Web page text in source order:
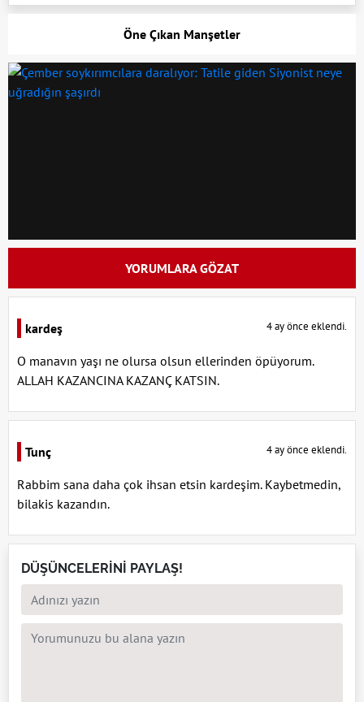
Öne Çıkan Manşetler
YORUMLARA GÖZAT
kardeş 4 ay önce eklendi.
O manavın yaşı ne olursa olsun ellerinden öpüyorum.
ALLAH KAZANCINA KAZANÇ KATSIN.
Tunç 4 ay önce eklendi.
Rabbim sana daha çok ihsan etsin kardeşim. Kaybetmedin,
bilakis kazandın.
DÜŞÜNCELERİNİ PAYLAŞ!